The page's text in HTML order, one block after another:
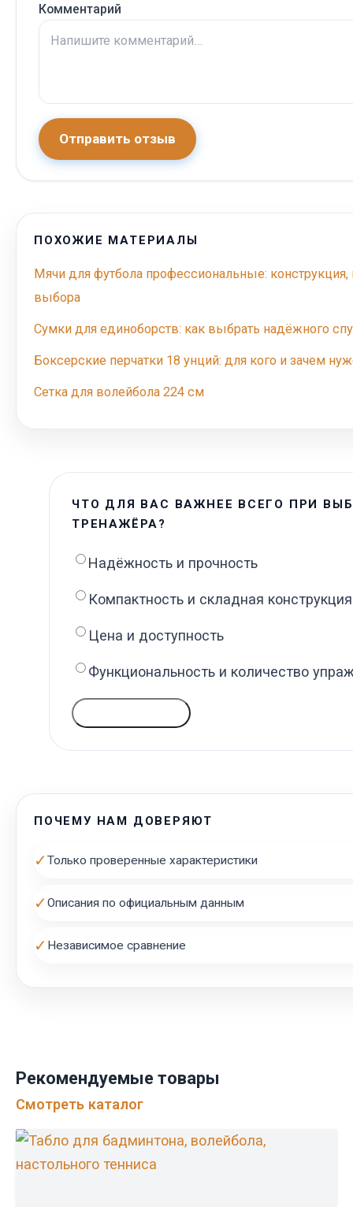
Комментарий
Отправить отзыв
ПОХОЖИЕ МАТЕРИАЛЫ
Мячи для футбола профессиональные: конструкция,
выбора
Сумки для единоборств: как выбрать надёжного
Боксерские перчатки 18 унций: для кого и зачем
Сетка для волейбола 224 см
ЧТО ДЛЯ ВАС ВАЖНЕЕ ВСЕГО ПРИ
ТРЕНАЖЁРА?
Надёжность и прочность
Компактность и складная конструкция
Цена и доступность
Функциональность и количество
ПОЧЕМУ НАМ ДОВЕРЯЮТ
✓Только проверенные характеристики
✓Описания по официальным данным
✓ Независимое сравнение
Рекомендуемые товары
Смотреть каталог